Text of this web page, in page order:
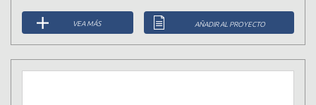
VEA MÁS AÑADIR AL PROYECTO